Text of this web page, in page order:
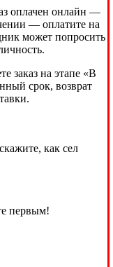
оплачен онлайн —
— оплатите на
может попросить
заказ на этапе «В
срок, возврат
как сел
первым!